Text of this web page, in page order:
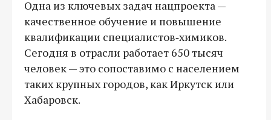
Одна из ключевых задач нацпроекта —
качественное обучение и повышение
квалификации специалистов‑химиков.
Сегодня в отрасли работает 650 тысяч
человек — это сопоставимо с населением
таких крупных городов, как Иркутск или
Хабаровск.